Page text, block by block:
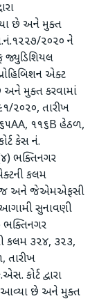
છે અને મુક્ત
૨૦૨૦ ને
જ્યુડિશિયલ
એક્ટ
અને મુક્ત કરવામાં
૨૦૨૦, તારીખ
૧૧૬B હેઠળ,
કેસ નં.
ભક્તિનગર
કલમ
અને જેએમએફસી
આગામી સુનાવણી
ભક્તિનગર
કલમ ૩૨૪, ૩૨૩,
તારીખ
કોર્ટ દ્વારા
આવ્યા છે અને મુક્ત